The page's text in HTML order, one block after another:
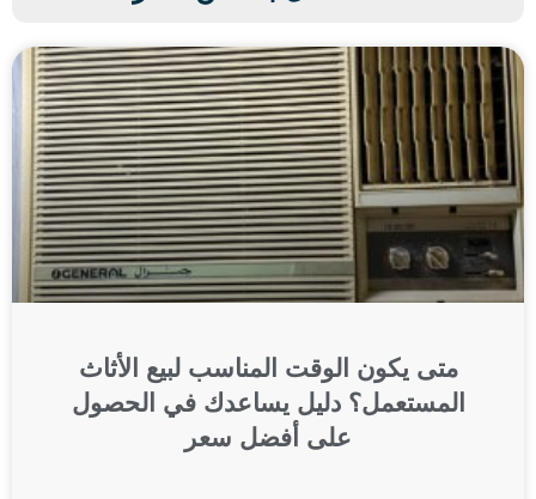
متى يكون الوقت المناسب لبيع الأثاث
المستعمل؟ دليل يساعدك في الحصول
على أفضل سعر